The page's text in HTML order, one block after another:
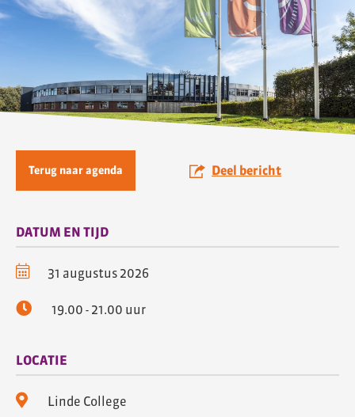
Terug naar agenda Deel bericht
DATUM EN TIJD
31 augustus 2026
19.00 - 21.00 uur
LOCATIE
Linde College